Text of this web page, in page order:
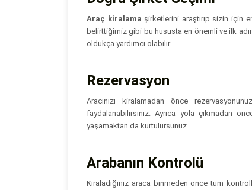
Araç kiralama şirketlerini araştırıp sizin için
belirttiğimiz gibi bu hususta en önemli ve ilk
oldukça yardımcı olabilir.
Rezervasyon
Aracınızı kiralamadan önce
faydalanabilirsiniz. Ayrıca yola çıkmadan
yaşamaktan da kurtulursunuz.
Arabanın Kontrolü
Kiraladığınız araca binmeden önce tüm